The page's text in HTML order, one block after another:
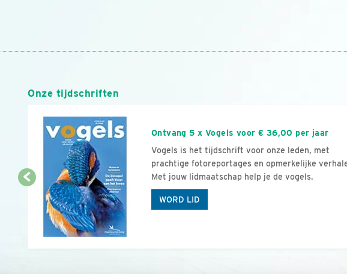
Onze tijdschriften
Ontvang 5 x Vogels voor € 36,00 per jaar
Vogels is het tijdschrift voor onze leden, met
prachtige fotoreportages en opmerkelijke
Met jouw lidmaatschap help je de vogels.
WORD LID